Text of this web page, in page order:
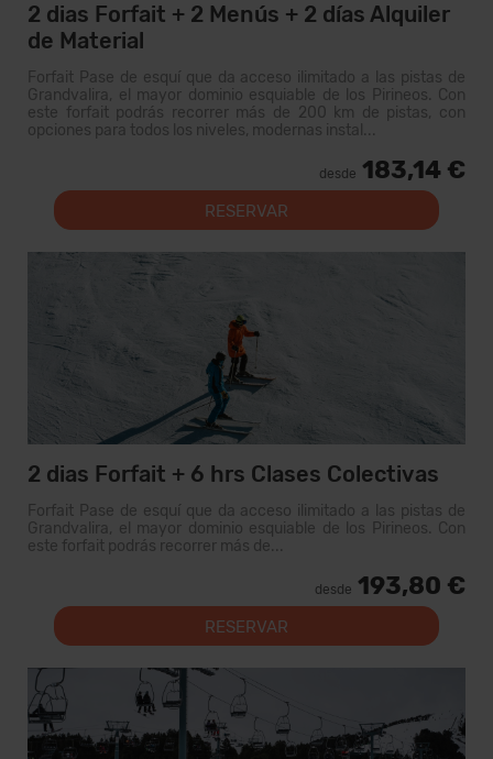
2 dias Forfait + 2 Menús + 2 días Alquiler
de Material
Forfait Pase de esquí que da acceso ilimitado a las pistas de
Grandvalira, el mayor dominio esquiable de los Pirineos. Con
este forfait podrás recorrer más de 200 km de pistas, con
opciones para todos los niveles, modernas instal...
desde 183,14 €
RESERVAR
2 dias Forfait + 6 hrs Clases Colectivas
Forfait Pase de esquí que da acceso ilimitado a las pistas de
Grandvalira, el mayor dominio esquiable de los Pirineos. Con
este forfait podrás recorrer más de...
desde 193,80 €
RESERVAR